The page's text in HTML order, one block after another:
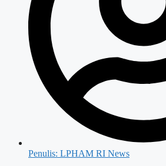
Penulis: LPHAM RI News